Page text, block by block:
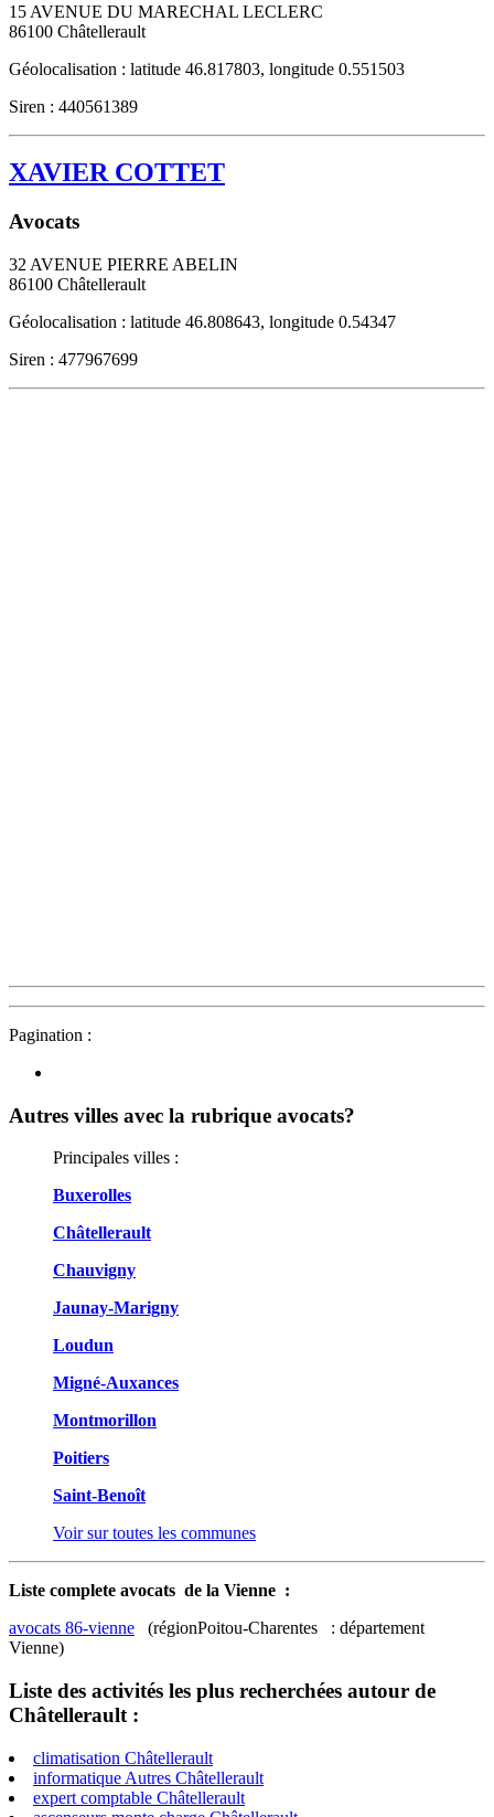
15 AVENUE DU MARECHAL LECLERC
86100 Châtellerault
Géolocalisation : latitude 46.817803, longitude 0.551503
Siren : 440561389
XAVIER COTTET
Avocats
32 AVENUE PIERRE ABELIN
86100 Châtellerault
Géolocalisation : latitude 46.808643, longitude 0.54347
Siren : 477967699
Pagination :
Autres villes avec la rubrique avocats?
Principales villes :
Buxerolles
Châtellerault
Chauvigny
Jaunay-Marigny
Loudun
Migné-Auxances
Montmorillon
Poitiers
Saint-Benoît
Voir sur toutes les communes
Liste complete avocats de la Vienne :
avocats 86-vienne (régionPoitou-Charentes : département
Vienne)
Liste des activités les plus recherchées autour de
Châtellerault :
climatisation Châtellerault
informatique Autres Châtellerault
expert comptable Châtellerault